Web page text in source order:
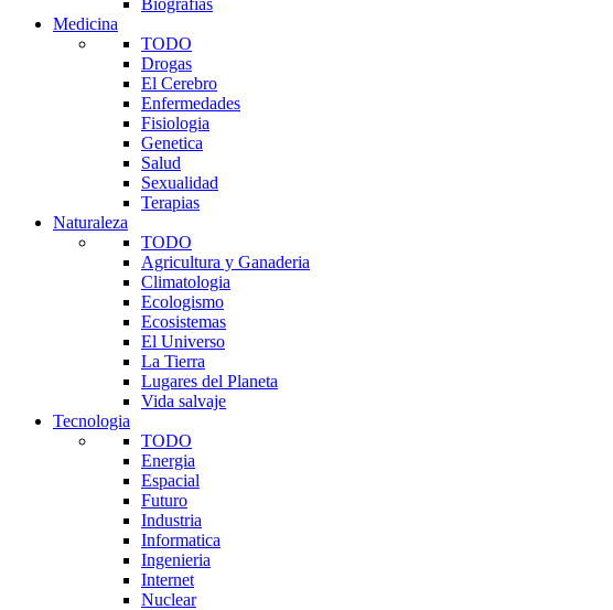
Medicina
TODO
Drogas
El Cerebro
Enfermedades
Fisiologia
Genetica
Salud
Sexualidad
Terapias
Naturaleza
TODO
Agricultura y Ganaderia
Climatologia
Ecologismo
Ecosistemas
El Universo
La Tierra
Lugares del Planeta
Vida salvaje
Tecnologia
TODO
Energia
Espacial
Futuro
Industria
Informatica
Ingenieria
Internet
Nuclear